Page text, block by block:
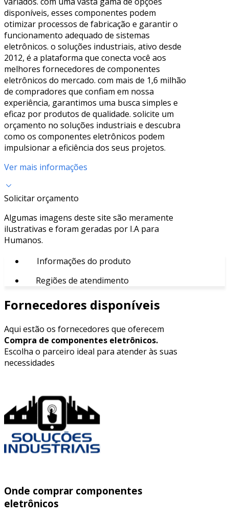
disponíveis, esses componentes podem
otimizar processos de fabricação e garantir o
funcionamento adequado de sistemas
eletrônicos. o soluções industriais, ativo desde
2012, é a plataforma que conecta você aos
melhores fornecedores de componentes
eletrônicos do mercado. com mais de 1,6 milhão
de compradores que confiam em nossa
experiência, garantimos uma busca simples e
eficaz por produtos de qualidade. solicite um
orçamento no soluções industriais e descubra
como os componentes eletrônicos podem
impulsionar a eficiência dos seus projetos.
Ver mais informações
Solicitar orçamento
Algumas imagens deste site são meramente
ilustrativas e foram geradas por I.A para
Humanos.
Informações do produto
Regiões de atendimento
Fornecedores disponíveis
Aqui estão os fornecedores que oferecem
Compra de componentes eletrônicos.
Escolha o parceiro ideal para atender às suas
necessidades
Onde comprar componentes
eletrônicos